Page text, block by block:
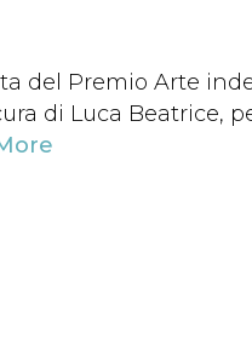
del Premio Arte
di Luca